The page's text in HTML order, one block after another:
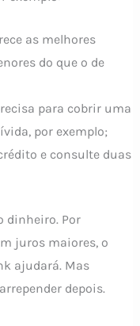
as melhores
do que o de
para cobrir uma
por exemplo;
e consulte duas
dinheiro. Por
juros maiores, o
ajudará. Mas
depois.